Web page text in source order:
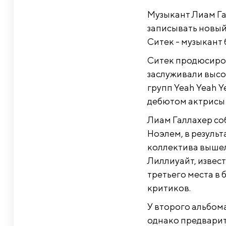
Музыкант Лиам
записывать
Ситек - музыкант
Ситек
заслуживали
групп Yeah Yeah
дебютом
Лиам Галлахер
Ноэлем, в
коллектива
Лиллиуайт,
третьего места
критиков.
У второго
однако